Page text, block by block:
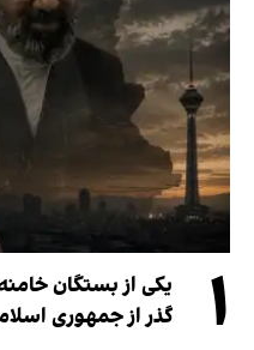
۱
یکی از بستگان
گذر از جمهوری